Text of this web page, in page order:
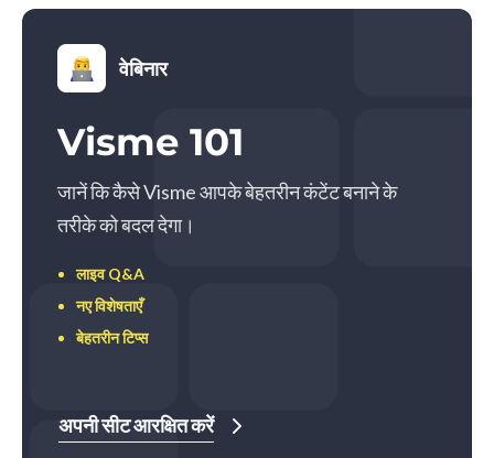
वेबिनार
Visme 101
जानें कि कैसे Visme आपके बेहतरीन कंटेंट बनाने के
तरीके को बदल देगा।
लाइव Q&A
नए विशेषताएँ
बेहतरीन टिप्स
अपनी सीट आरक्षित करें